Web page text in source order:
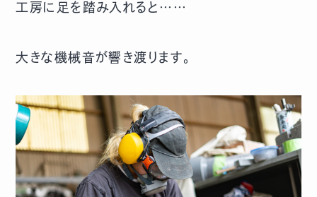
工房に足を踏み入れると……
大きな機械音が響き渡ります。